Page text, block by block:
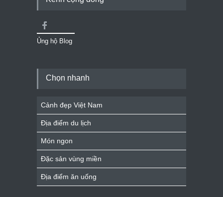
Ủng hộ Blog
Chọn nhanh
Cảnh đẹp Việt Nam
Địa điểm du lịch
Món ngon
Đặc sản vùng miền
Địa điểm ăn uống